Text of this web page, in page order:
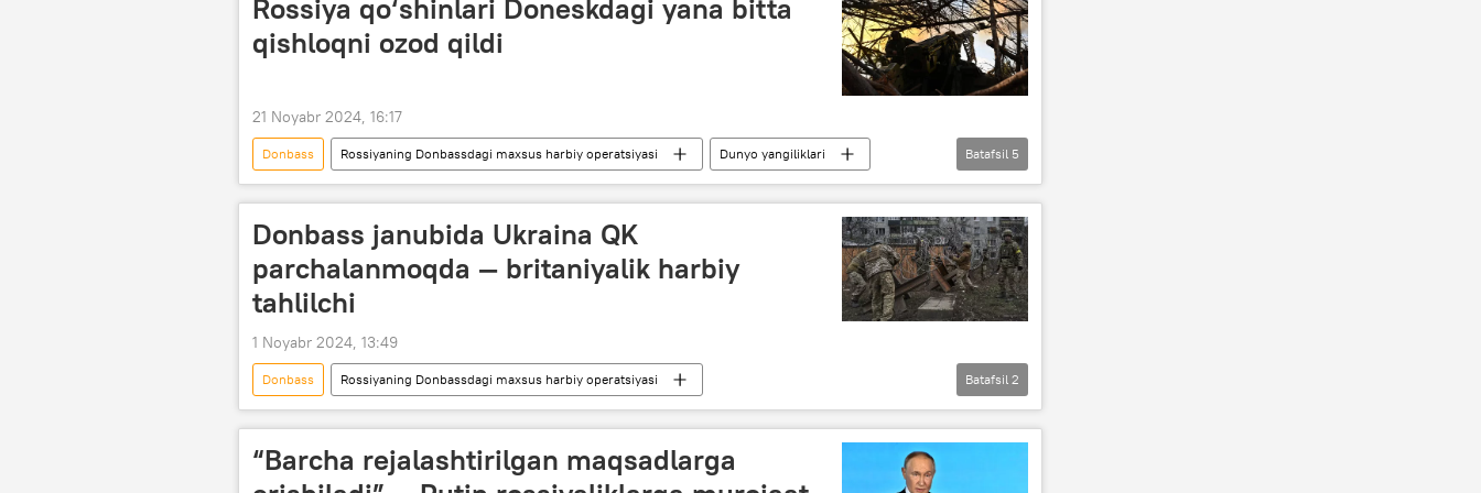
Rossiya qo‘shinlari Doneskdagi yana bitta
qishloqni ozod qildi
21 Noyabr 2024, 16:17
Donbass Rossiyaning Donbassdagi maxsus harbiy operatsiyasi
Dunyo yangiliklari
Dunyoda
Rossiya Rossiya Mudofaa vaziri
Ukraina
Batafsil 5
Donbass janubida Ukraina QK
parchalanmoqda — britaniyalik harbiy
tahlilchi
1 Noyabr 2024, 13:49
Donbass
Rossiyaning Donbassdagi maxsus harbiy operatsiyasi
Donesk xalq respublikasi (DXR)
Rossiya Ukraina
Batafsil 2
“Barcha rejalashtirilgan maqsadlarga